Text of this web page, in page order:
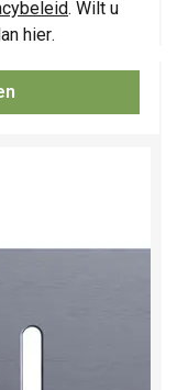
. Wilt u
hier.
horizontaal
alu blue